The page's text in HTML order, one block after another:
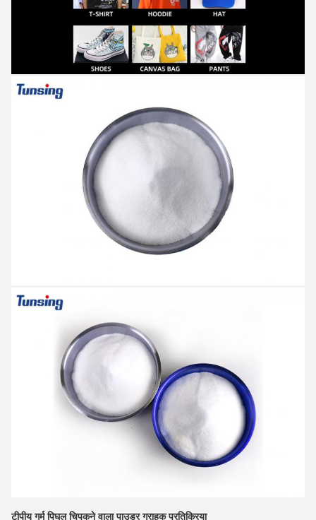
टीपीयू गर्म पिघल चिपकने वाला पाउडर ग्राहक प्रतिक्रिया